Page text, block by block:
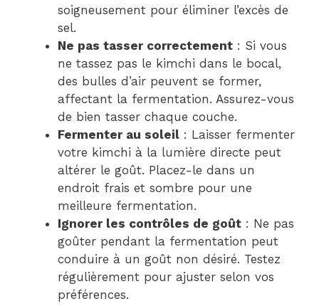
soigneusement pour éliminer l’excès de
sel.
Ne pas tasser correctement : Si vous
ne tassez pas le kimchi dans le bocal,
des bulles d’air peuvent se former,
affectant la fermentation. Assurez-vous
de bien tasser chaque couche.
Fermenter au soleil : Laisser fermenter
votre kimchi à la lumière directe peut
altérer le goût. Placez-le dans un
endroit frais et sombre pour une
meilleure fermentation.
Ignorer les contrôles de goût : Ne pas
goûter pendant la fermentation peut
conduire à un goût non désiré. Testez
régulièrement pour ajuster selon vos
préférences.